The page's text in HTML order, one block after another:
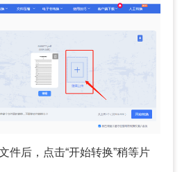
件后，点击“开始转换”稍等片